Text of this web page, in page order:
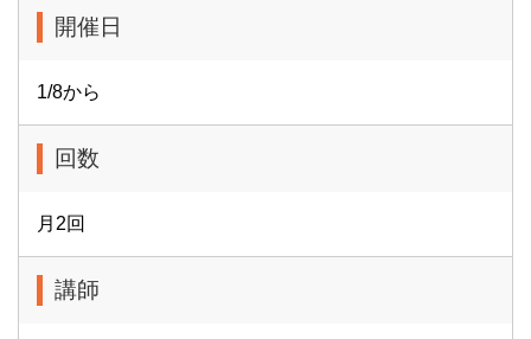
開催日
1/8から
回数
月2回
講師